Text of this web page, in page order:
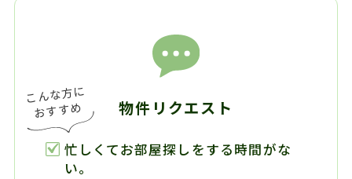
物件リクエスト
忙しくてお部屋探しをする時間がな
い。